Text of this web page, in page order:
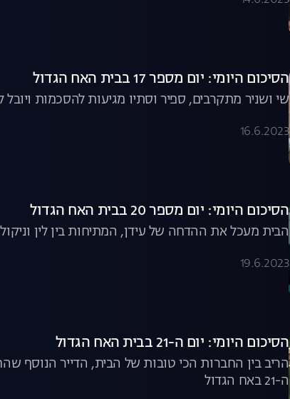
הסיכום היומי: יום מספר 17 בבית האח הגדול
שי ושניר מתקרבים, ספיר וסתיו מגיעות להסכמות
16.6.2023
הסיכום היומי: יום מספר 20 בבית האח הגדול
הבית מעכל את ההדחה של עידן, המתיחות בין לין
19.6.2023
הסיכום היומי: יום ה-21 בבית האח הגדול
הריב בין החברות הכי טובות של הבית, הדייר הנוסף
ה-21 באח הגדול